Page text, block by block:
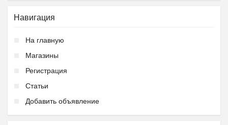
Навигация
На главную
Магазины
Регистрация
Статьи
Добавить объявление